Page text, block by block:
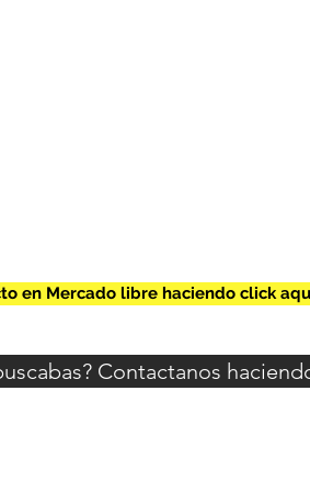
en Mercado libre haciendo click
Contactanos